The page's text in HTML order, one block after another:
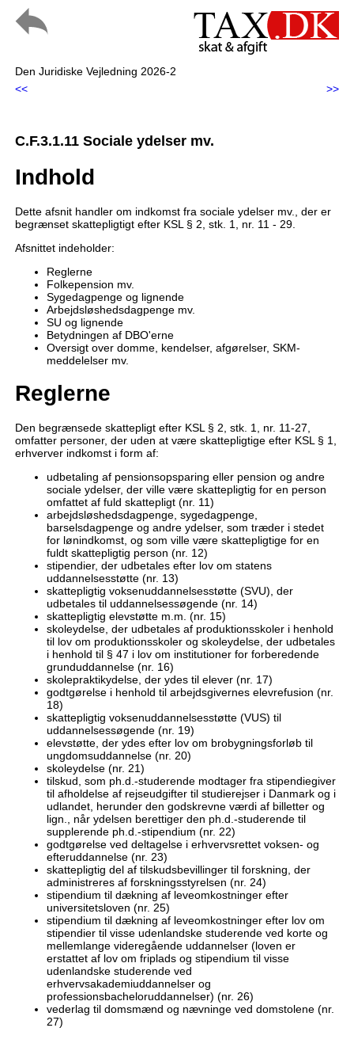
Den Juridiske Vejledning 2026-2
<<
>>
C.F.3.1.11 Sociale ydelser mv.
Indhold
Dette afsnit handler om indkomst fra sociale ydelser mv., der er
begrænset skattepligtigt efter KSL § 2, stk. 1, nr. 11 - 29.
Afsnittet indeholder:
Reglerne
Folkepension mv.
Sygedagpenge og lignende
Arbejdsløshedsdagpenge mv.
SU og lignende
Betydningen af DBO'erne
Oversigt over domme, kendelser, afgørelser, SKM-
meddelelser mv.
Reglerne
Den begrænsede skattepligt efter KSL § 2, stk. 1, nr. 11-27,
omfatter personer, der uden at være skattepligtige efter KSL § 1,
erhverver indkomst i form af:
udbetaling af pensionsopsparing eller pension og andre
sociale ydelser, der ville være skattepligtig for en person
omfattet af fuld skattepligt (nr. 11)
arbejdsløshedsdagpenge, sygedagpenge,
barselsdagpenge og andre ydelser, som træder i stedet
for lønindkomst, og som ville være skattepligtige for en
fuldt skattepligtig person (nr. 12)
stipendier, der udbetales efter lov om statens
uddannelsesstøtte (nr. 13)
skattepligtig voksenuddannelsesstøtte (SVU), der
udbetales til uddannelsessøgende (nr. 14)
skattepligtig elevstøtte m.m. (nr. 15)
skoleydelse, der udbetales af produktionsskoler i henhold
til lov om produktionsskoler og skoleydelse, der udbetales
i henhold til § 47 i lov om institutioner for forberedende
grunduddannelse (nr. 16)
skolepraktikydelse, der ydes til elever (nr. 17)
godtgørelse i henhold til arbejdsgivernes elevrefusion (nr.
18)
skattepligtig voksenuddannelsesstøtte (VUS) til
uddannelsessøgende (nr. 19)
elevstøtte, der ydes efter lov om brobygningsforløb til
ungdomsuddannelse (nr. 20)
skoleydelse (nr. 21)
tilskud, som ph.d.-studerende modtager fra stipendiegiver
til afholdelse af rejseudgifter til studierejser i Danmark og i
udlandet, herunder den godskrevne værdi af billetter og
lign., når ydelsen berettiger den ph.d.-studerende til
supplerende ph.d.-stipendium (nr. 22)
godtgørelse ved deltagelse i erhvervsrettet voksen- og
efteruddannelse (nr. 23)
skattepligtig del af tilskudsbevillinger til forskning, der
administreres af forskningsstyrelsen (nr. 24)
stipendium til dækning af leveomkostninger efter
universitetsloven (nr. 25)
stipendium til dækning af leveomkostninger efter lov om
stipendier til visse udenlandske studerende ved korte og
mellemlange videregående uddannelser (loven er
erstattet af lov om friplads og stipendium til visse
udenlandske studerende ved
erhvervsakademiuddannelser og
professionsbacheloruddannelser) (nr. 26)
vederlag til domsmænd og nævninge ved domstolene (nr.
27)